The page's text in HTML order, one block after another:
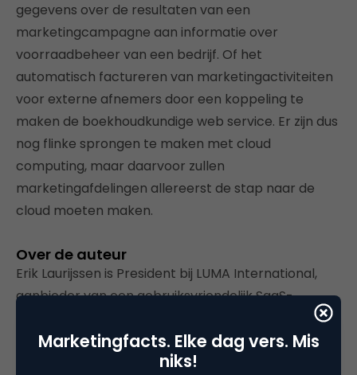
gegevens over de resultaten van een
marketingcampagne aan informatie over
voorraadbeheer van een bedrijf. Of het
automatisch factureren van marketingactiviteiten
voor externe afnemers door een koppeling te
maken de boekhoudkundige web service. Er zijn dus
nog flinke sprongen te maken met cloud
computing, maar daarvoor zullen
marketingafdelingen allereerst de stap naar de
cloud moeten maken.
Over de auteur
Erik Laurijssen is President bij LUMA International,
aanbieder van een gebruiksvriendelijk SaaS-
Marketingfacts. Elke dag vers. Mis
niks!